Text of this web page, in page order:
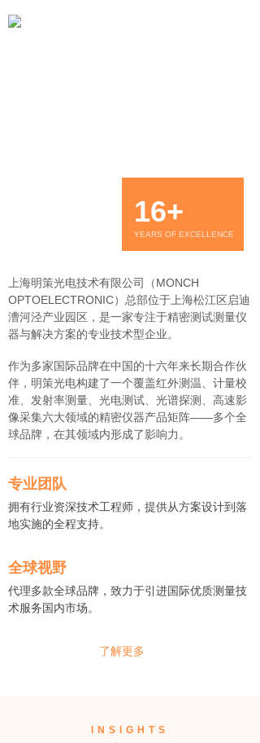
上海明策光电技术有限公司（MONCH
OPTOELECTRONIC）总部位于上海松江区启迪
漕河泾产业园区，是一家专注于精密测试测量仪
器与解决方案的专业技术型企业。
作为多家国际品牌在中国的十六年来长期合作伙
伴，明策光电构建了一个覆盖红外测温、计量校
准、发射率测量、光电测试、光谱探测、高速影
像采集六大领域的精密仪器产品矩阵——多个全
球品牌，在其领域内形成了影响力。
专业团队
拥有行业资深技术工程师，提供从方案设计到落
地实施的全程支持。
全球视野
代理多款全球品牌，致力于引进国际优质测量技
术服务国内市场。
了解更多
16+
YEARS OF EXCELLENCE
INSIGHTS